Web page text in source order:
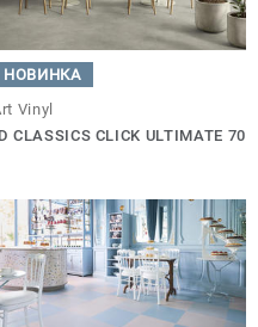
НОВИНКА
Vinyl
CLASSICS CLICK ULTIMATE 70